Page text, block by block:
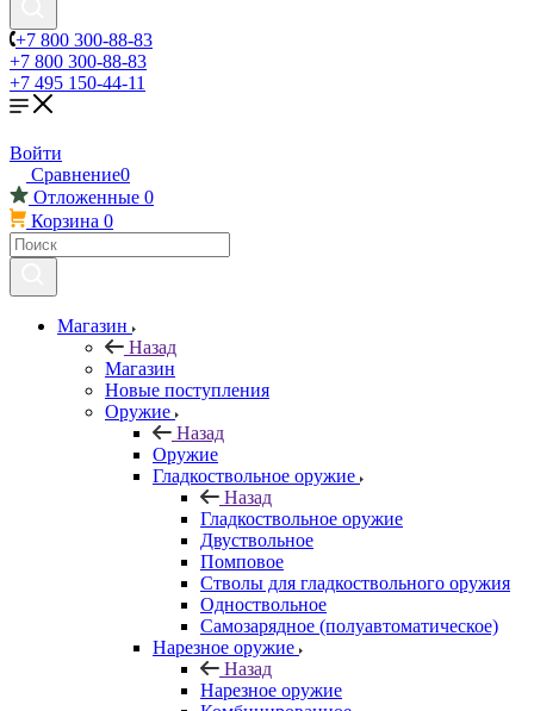
+7 800 300-88-83
+7 800 300-88-83
+7 495 150-44-11
Войти
Сравнение0
Отложенные 0
Корзина 0
Магазин
Назад
Магазин
Новые поступления
Оружие
Назад
Оружие
Гладкоствольное оружие
Назад
Гладкоствольное оружие
Двуствольное
Помповое
Стволы для гладкоствольного оружия
Одноствольное
Самозарядное (полуавтоматическое)
Нарезное оружие
Назад
Нарезное оружие